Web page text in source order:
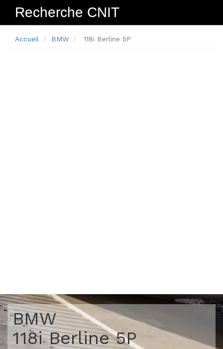
Recherche CNIT
Accueil BMW 118i Berline 5P
BMW
118i Berline 5P